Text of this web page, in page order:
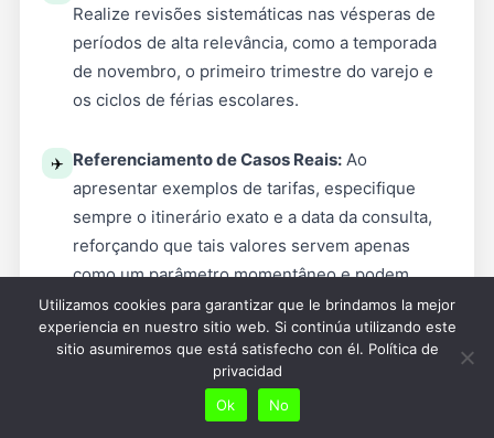
Realize revisões sistemáticas nas vésperas de
períodos de alta relevância, como a temporada
de novembro, o primeiro trimestre do varejo e
os ciclos de férias escolares.
✈️ Referenciamento de Casos Reais: Ao
apresentar exemplos de tarifas, especifique
sempre o itinerário exato e a data da consulta,
reforçando que tais valores servem apenas
como um parâmetro momentâneo e podem
sofrer flutuações de acordo com a demanda.
Gestão de Expectativas de Estoque:
que as condições especiais aplicam-se a um
inventário restrito de assentos por voo, não
Utilizamos cookies para garantizar que le brindamos la mejor
experiencia en nuestro sitio web. Si continúa utilizando este
sitio asumiremos que está satisfecho con él. Política de
privacidad
Ok
No